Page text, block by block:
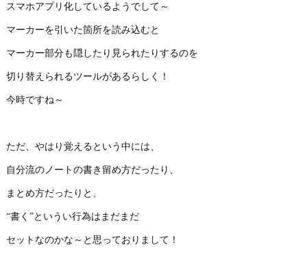
スマホアプリ化しているようでして～
マーカーを引いた箇所を読み込むと
マーカー部分も隠したり見られたりするのを
切り替えられるツールがあるらしく！
今時ですね～
ただ、やはり覚えるという中には、
自分流のノートの書き留め方だったり、
まとめ方だったりと、
“書く”というい行為はまだまだ
セットなのかな～と思っておりまして！